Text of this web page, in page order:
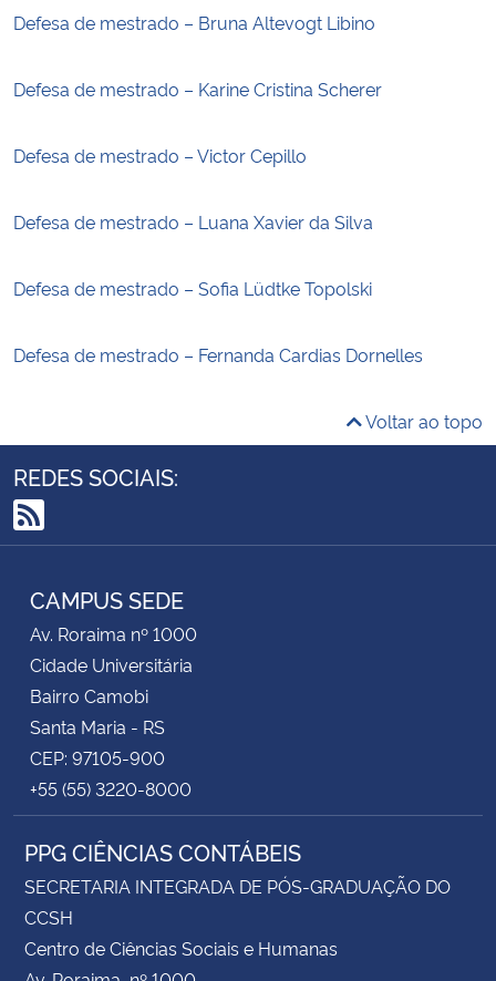
Defesa de mestrado – Bruna Altevogt Libino
Defesa de mestrado – Karine Cristina Scherer
Defesa de mestrado – Victor Cepillo
Defesa de mestrado – Luana Xavier da Silva
Defesa de mestrado – Sofia Lüdtke Topolski
Defesa de mestrado – Fernanda Cardias Dornelles
Voltar ao topo
REDES SOCIAIS:
RSS
CAMPUS SEDE
Av. Roraima nº 1000
Cidade Universitária
Bairro Camobi
Santa Maria - RS
CEP: 97105-900
+55 (55) 3220-8000
PPG CIÊNCIAS CONTÁBEIS
SECRETARIA INTEGRADA DE PÓS-GRADUAÇÃO DO
CCSH
Centro de Ciências Sociais e Humanas